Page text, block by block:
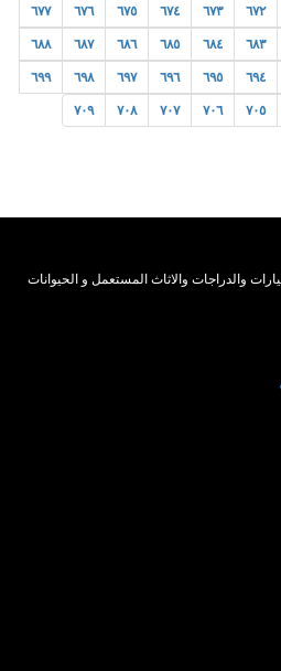
٦٧٢ ٦٧٣ ٦٧٤ ٦٧٥ ٦٧٦ ٦٧٧
٦٨٣ ٦٨٤ ٦٨٥ ٦٨٦ ٦٨٧ ٦٨٨
٦٩٤ ٦٩٥ ٦٩٦ ٦٩٧ ٦٩٨ ٦٩٩
٧٠٥ ٧٠٦ ٧٠٧ ٧٠٨ ٧٠٩
والدراجات والاثاث المستعمل و الحيوانات